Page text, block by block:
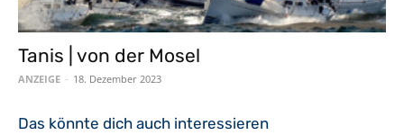
Tanis | von der Mosel
ANZEIGE - 18. Dezember 2023
Das könnte dich auch interessieren